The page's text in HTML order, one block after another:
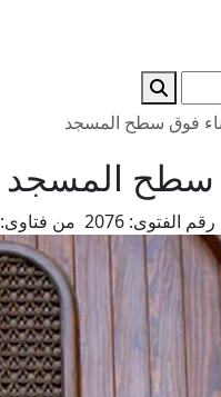
فوق سطح المسجد
سطح المسجد
رقم الفتوى: من فتاوى: